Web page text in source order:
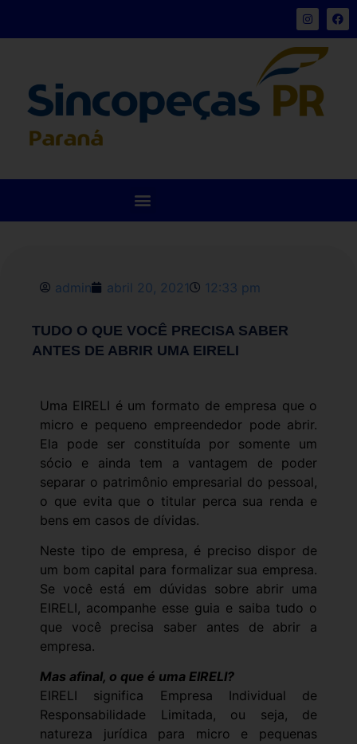
admin abril 20, 2021 12:33 pm
TUDO O QUE VOCÊ PRECISA SABER
ANTES DE ABRIR UMA EIRELI
Uma EIRELI é um formato de empresa que o
micro e pequeno empreendedor pode abrir.
Ela pode ser constituída por somente um
sócio e ainda tem a vantagem de poder
separar o patrimônio empresarial do pessoal,
o que evita que o titular perca sua renda e
bens em casos de dívidas.
Neste tipo de empresa, é preciso dispor de
um bom capital para formalizar sua empresa.
Se você está em dúvidas sobre abrir uma
EIRELI, acompanhe esse guia e saiba tudo o
que você precisa saber antes de abrir a
empresa.
Mas afinal, o que é uma EIRELI?
EIRELI significa Empresa Individual de
Responsabilidade Limitada, ou seja, de
natureza jurídica para micro e pequenas